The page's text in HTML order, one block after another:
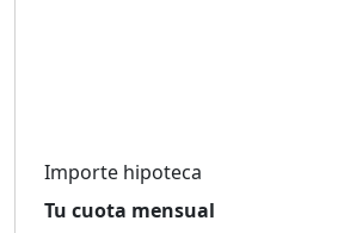
Importe hipoteca
Tu cuota mensual